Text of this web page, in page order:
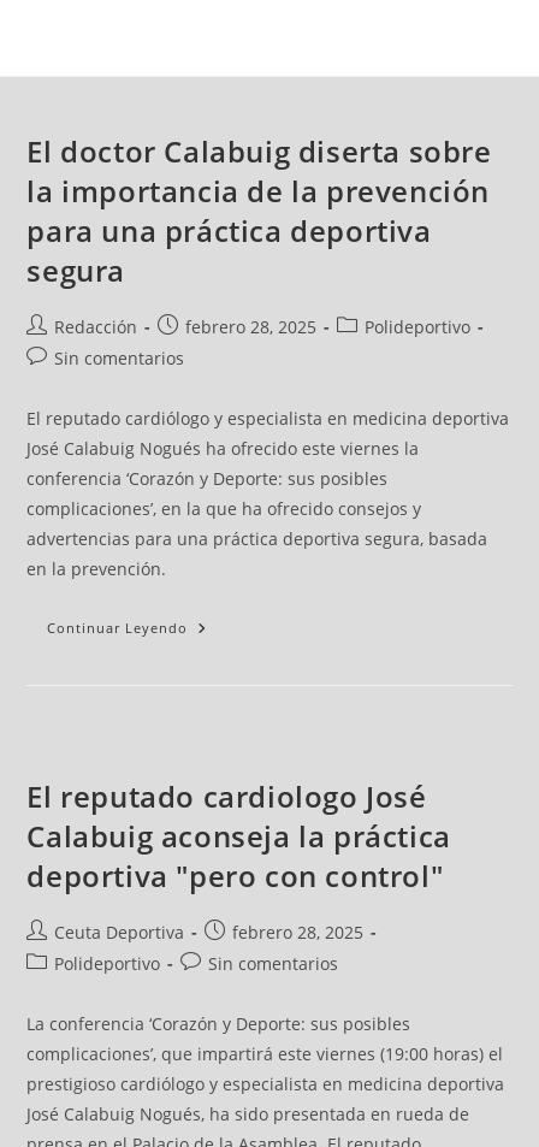
El doctor Calabuig diserta sobre
la importancia de la prevención
para una práctica deportiva
segura
Redacción febrero 28, 2025
Polideportivo
Sin comentarios
El reputado cardiólogo y especialista en medicina deportiva
José Calabuig Nogués ha ofrecido este viernes la
conferencia ‘Corazón y Deporte: sus posibles
complicaciones’, en la que ha ofrecido consejos y
advertencias para una práctica deportiva segura, basada
en la prevención.
Continuar Leyendo
El reputado cardiologo José
Calabuig aconseja la práctica
deportiva "pero con control"
Ceuta Deportiva
febrero 28, 2025
Polideportivo
Sin comentarios
La conferencia ‘Corazón y Deporte: sus posibles
complicaciones’, que impartirá este viernes (19:00 horas) el
prestigioso cardiólogo y especialista en medicina deportiva
José Calabuig Nogués, ha sido presentada en rueda de